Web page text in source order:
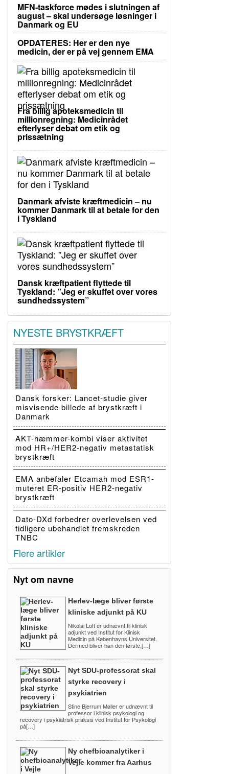
MFN-taskforce mødes i slutningen af
august – skal undersøge løsninger i
Danmark og EU
OPDATERES: Her er den nye
medicin, der er på vej gennem EMA
Fra billig apoteksmedicin til
millionregning: Medicinrådet
efterlyser debat om etik og
prissætning
Danmark afviste kræftmedicin – nu
kommer Danmark til at betale for den
i Tyskland
Dansk kræftpatient flyttede til
Tyskland: ”Jeg er skuffet over vores
sundhedssystem”
NYESTE BRYSTKRÆFT
Dansk forsker: Lancet-studie giver
misvisende billede af brystkræft i
Danmark
AKT-hæmmer-kombi viser aktivitet
mod HR+/HER2-negativ metastatisk
brystkræft
EMA anbefaler Etcamah mod ESR1-
muteret ER-positiv HER2-negativ
brystkræft
Dato-DXd forbedrer overlevelsen ved
tidligere ubehandlet fremskreden
TNBC
Flere artikler
Nyt om navne
Herlev-læge bliver første
kliniske adjunkt på KU
Nikolai Loft er udnævnt til klinisk
adjunkt ved Institut for Klinisk
Medicin på Københavns Universitet.
Dermed bliver han den første,[…]
Nyt SDU-professorat skal
styrke recovery i
psykiatrien
Stine Bjerrum Møller er udnævnt til
professor i klinisk psykologi og
recovery i psykiatrisk praksis ved Institut for Psykologi
på[…]
Ny chefbioanalytiker i
Vejle kommer fra Aarhus